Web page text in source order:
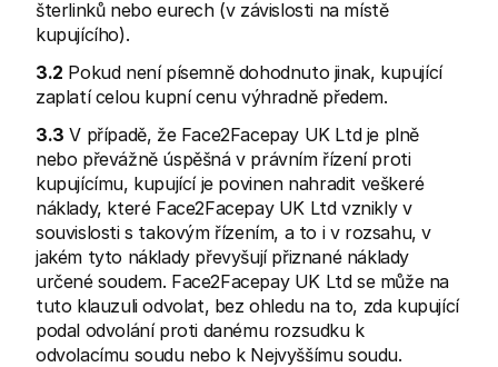
šterlinků nebo eurech (v závislosti na místě
kupujícího).
3.2 Pokud není písemně dohodnuto jinak, kupující
zaplatí celou kupní cenu výhradně předem.
3.3 V případě, že Face2Facepay UK Ltd je plně
nebo převážně úspěšná v právním řízení proti
kupujícímu, kupující je povinen nahradit veškeré
náklady, které Face2Facepay UK Ltd vznikly v
souvislosti s takovým řízením, a to i v rozsahu, v
jakém tyto náklady převyšují přiznané náklady
určené soudem. Face2Facepay UK Ltd se může na
tuto klauzuli odvolat, bez ohledu na to, zda kupující
podal odvolání proti danému rozsudku k
odvolacímu soudu nebo k Nejvyššímu soudu.